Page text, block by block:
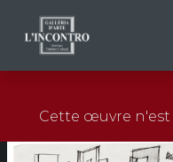
NEWS ED EVENTS
ARTISTES ET
Cette œuvre